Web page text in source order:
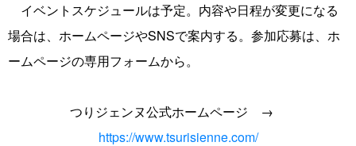
イベントスケジュールは予定。内容や日程が変更になる
場合は、ホームページやSNSで案内する。参加応募は、ホ
ームページの専用フォームから。
つりジェンヌ公式ホームページ →
https://www.tsurisienne.com/